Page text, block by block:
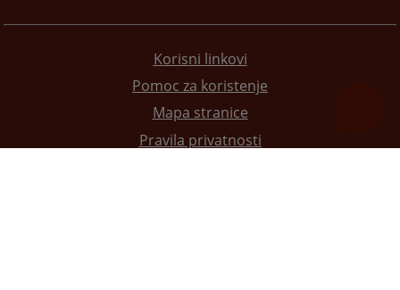
Korisni linkovi
Pomoc za koristenje
Mapa stranice
Pravila privatnosti